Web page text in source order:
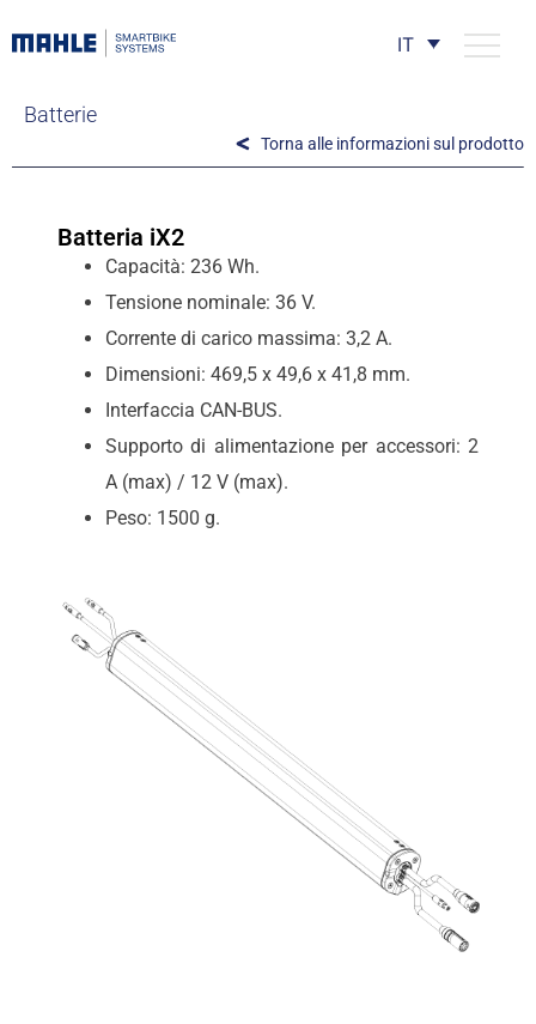
IT
Batterie
Torna alle informazioni sul prodotto
Batteria iX2
Capacità: 236 Wh.
Tensione nominale: 36 V.
Corrente di carico massima: 3,2 A.
Dimensioni: 469,5 x 49,6 x 41,8 mm.
Interfaccia CAN-BUS.
Supporto di alimentazione per accessori: 2
A (max) / 12 V (max).
Peso: 1500 g.